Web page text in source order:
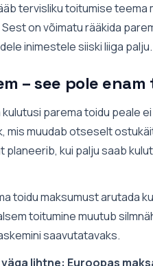
tervisliku toitumise
on võimatu rääkida
inimestele siiski liiga palju.
– see pole
parema toidu peale
mis muudab otseselt
planeerib, kui palju saab
toidu maksumust arutada
toitumine muutub
saavutatavaks.
lihtne: Euroopas